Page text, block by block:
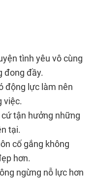
tình yêu vô cùng
đong đầy.
động lực làm nên
việc.
tận hưởng những
tại.
cố gắng không
hơn.
ngừng nỗ lực hơn